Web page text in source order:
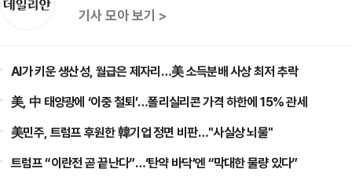
기사 모아 보기 >
AI가 키운 생산성, 월급은 제자리…美 소득분배 사상 최저 추락
美, 中 태양광에 ‘이중 철퇴’…폴리실리콘 가격 하한에 15% 관세
美민주, 트럼프 후원한 韓기업 정면 비판…"사실상 뇌물"
트럼프 “이란전 곧 끝난다”…‘탄약 바닥’엔 “막대한 물량 있다”